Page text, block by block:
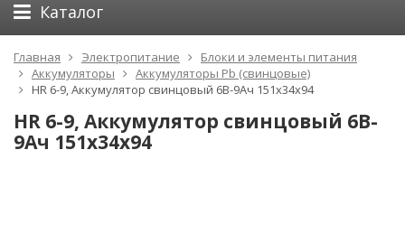
Каталог
Главная Электропитание
Блоки и элементы питания
Аккумуляторы
Аккумуляторы Pb (свинцовые)
HR 6-9, Аккумулятор свинцовый 6B-9Ач 151x34x94
HR 6-9, Аккумулятор свинцовый 6B-
9Ач 151x34x94